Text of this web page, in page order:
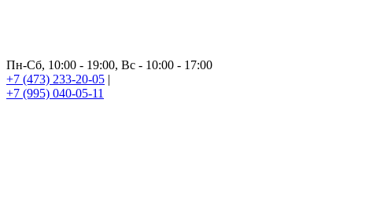
Пн-Сб, 10:00 - 19:00, Вс - 10:00 - 17:00
+7 (473) 233-20-05 |
+7 (995) 040-05-11